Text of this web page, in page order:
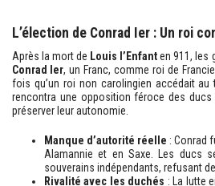
L’élection de Conrad Ier : Un roi
Après la mort de Louis l’Enfanten 911, les
Conrad Ier, un Franc, comme roi de
fois qu’un roi non carolingien accédait au
rencontra une opposition féroce des ducs
préserver leur autonomie.
Manque d’autorité réelle : Conrad
Alamannie et en Saxe. Les ducs
souverains indépendants, refusant
Rivalité avec les duchés : La lutte